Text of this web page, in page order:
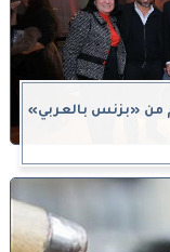
من «بزنس بالعربي»